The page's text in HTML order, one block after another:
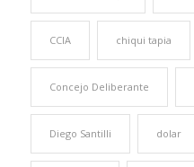
CCIA chiqui tapia
Concejo Deliberante
Diego Santilli dolar